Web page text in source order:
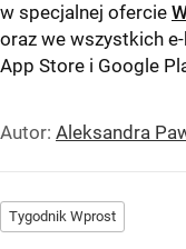
w specjalnej ofercie
oraz we wszystkich
App Store i Google
Autor: Aleksandra
Tygodnik Wprost